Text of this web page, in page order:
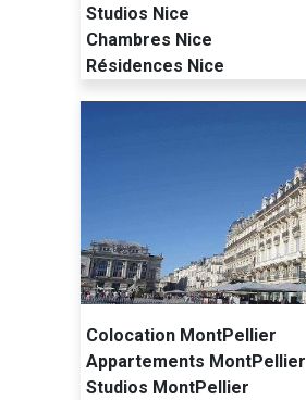
Studios Nice
Chambres Nice
Résidences Nice
Colocation MontPellier
Appartements MontPellier
Studios MontPellier